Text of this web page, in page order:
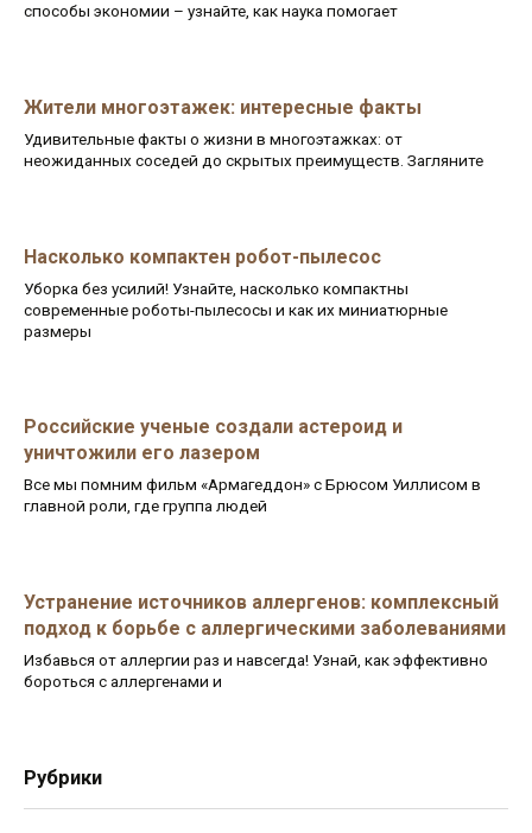
способы экономии – узнайте, как наука помогает
Жители многоэтажек: интересные факты
Удивительные факты о жизни в многоэтажках: от
неожиданных соседей до скрытых преимуществ. Загляните
Насколько компактен робот-пылесос
Уборка без усилий! Узнайте, насколько компактны
современные роботы-пылесосы и как их миниатюрные
размеры
Российские ученые создали астероид и
уничтожили его лазером
Все мы помним фильм «Армагеддон» с Брюсом Уиллисом в
главной роли, где группа людей
Устранение источников аллергенов: комплексный
подход к борьбе с аллергическими заболеваниями
Избавься от аллергии раз и навсегда! Узнай, как эффективно
бороться с аллергенами и
Рубрики